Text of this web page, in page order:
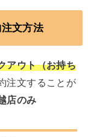
文方法
アウト（お持ち
注文することが
店のみ